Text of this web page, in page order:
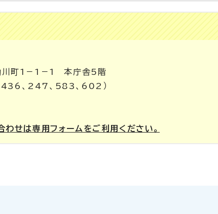
町1－1－1 本庁舎5階
436、247、583、602）
せは専用フォームをご利用ください。